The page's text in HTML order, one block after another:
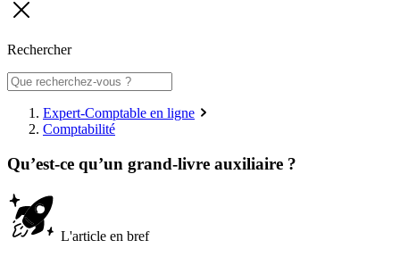
Rechercher
Expert-Comptable en ligne
Comptabilité
Qu’est-ce qu’un grand-livre auxiliaire ?
L'article en bref